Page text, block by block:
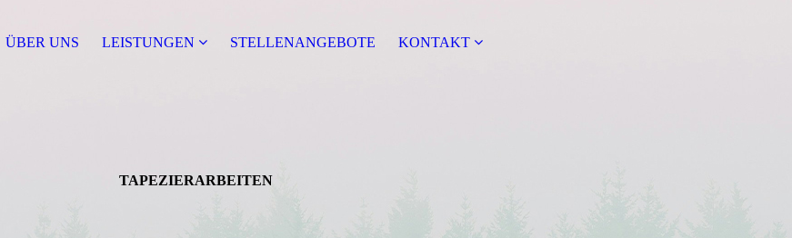
ÜBER UNS LEISTUNGEN STELLENANGEBOTE KONTAKT
TAPEZIER­ARBEITEN